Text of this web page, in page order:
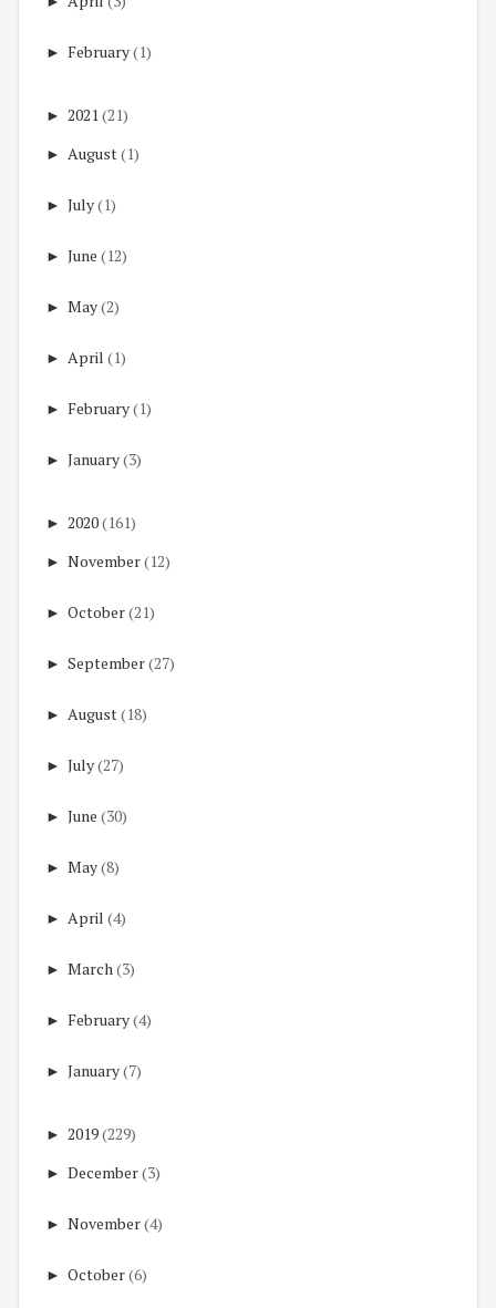
► February(1)
► 2021 (21)
► August(1)
► July(1)
► June (12)
► May(2)
► April (1)
► February(1)
► January(3)
► 2020(161)
► November(12)
► October(21)
► September(27)
► August(18)
► July(27)
► June (30)
► May(8)
► April (4)
► March(3)
► February(4)
► January(7)
► 2019(229)
► December(3)
► November(4)
► October(6)